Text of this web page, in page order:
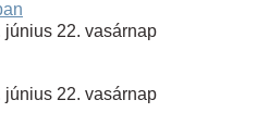
június 22. vasárnap
június 22. vasárnap